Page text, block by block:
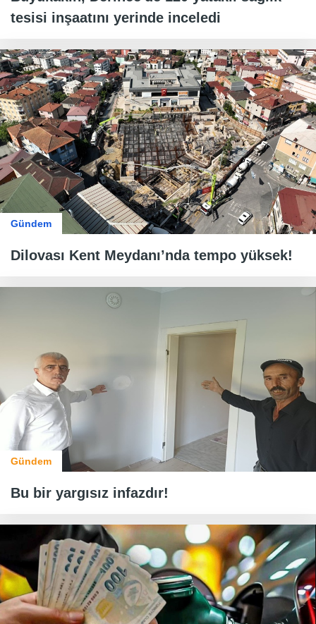
tesisi inşaatını yerinde inceledi
Gündem
Dilovası Kent Meydanı’nda tempo yüksek!
Gündem
Bu bir yargısız infazdır!